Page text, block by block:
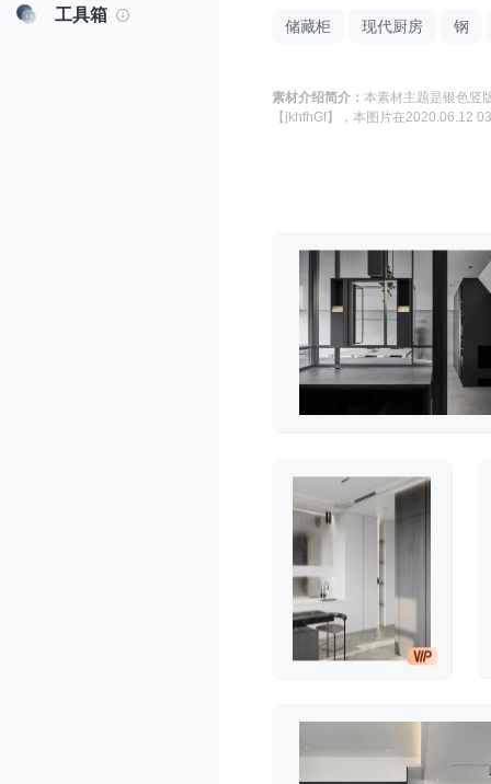
工具箱
储藏柜 现代厨房 钢
素材介绍简介：本素材主题是银色竖
【jkhfhGf】
，本图片在2020.06.12